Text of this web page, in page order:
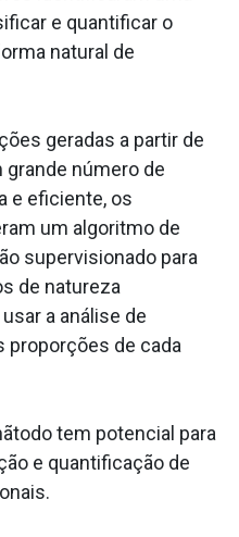
e quantificar o
natural de
geradas a partir de
número de
e eficiente, os
um algoritmo de
supervisionado para
de natureza
a análise de
proporções de cada
tem potencial para
e quantificação de